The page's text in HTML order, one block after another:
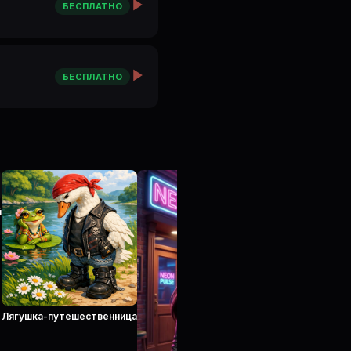
БЕСПЛАТНО
БЕСПЛАТНО
Лягушка-путешественница